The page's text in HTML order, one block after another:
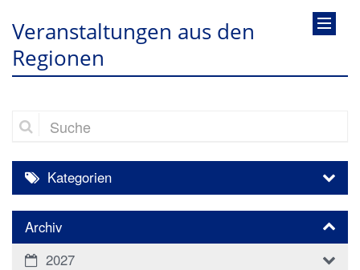
Veranstaltungen aus den
Regionen
Suche
Kategorien
Archiv
2027